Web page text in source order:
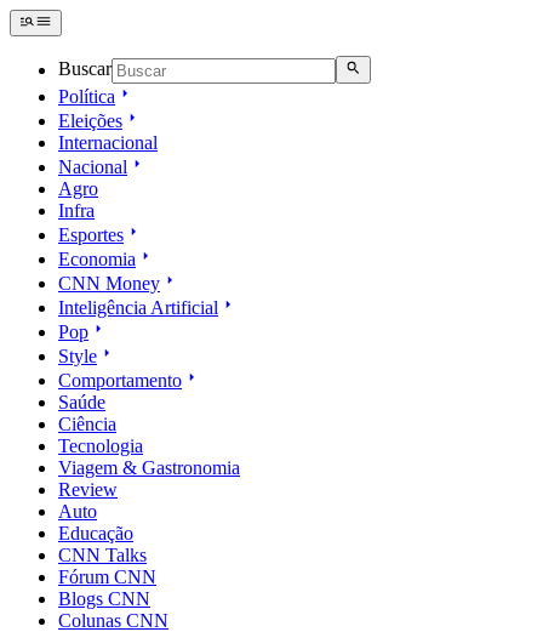
Buscar
Política
Eleições
Internacional
Nacional
Agro
Infra
Esportes
Economia
CNN Money
Inteligência Artificial
Pop
Style
Comportamento
Saúde
Ciência
Tecnologia
Viagem & Gastronomia
Review
Auto
Educação
CNN Talks
Fórum CNN
Blogs CNN
Colunas CNN